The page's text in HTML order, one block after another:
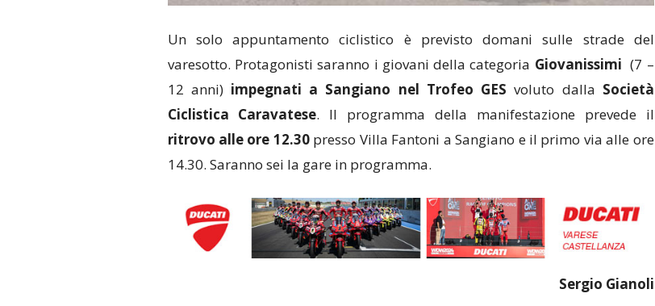
Un solo appuntamento ciclistico è previsto domani sulle strade del
varesotto. Protagonisti saranno i giovani della categoria Giovanissimi (7 –
12 anni) impegnati a Sangiano nel Trofeo GES voluto dalla Società
Ciclistica Caravatese. Il programma della manifestazione prevede il
ritrovo alle ore 12.30presso Villa Fantoni a Sangiano e il primo via alle ore
14.30. Saranno sei la gare in programma.
Sergio Gianoli